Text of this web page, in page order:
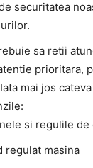
securitatea
sa retii
prioritara,
mai jos
si regulile de
regulat masina